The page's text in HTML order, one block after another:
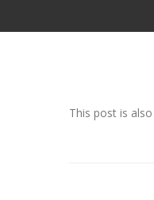
This post is